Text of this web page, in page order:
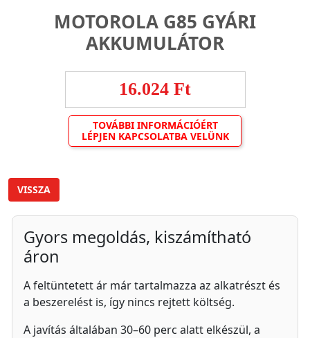
MOTOROLA G85 GYÁRI
AKKUMULÁTOR
16.024 Ft
TOVÁBBI INFORMÁCIÓÉRT
LÉPJEN KAPCSOLATBA VELÜNK
VISSZA
Gyors megoldás, kiszámítható
áron
A feltüntetett ár már tartalmazza az alkatrészt és
a beszerelést is, így nincs rejtett költség.
A javítás általában 30–60 perc alatt elkészül, a